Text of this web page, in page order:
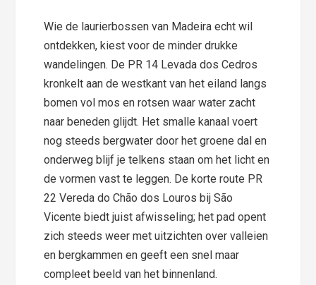
Wie de laurierbossen van Madeira echt wil
ontdekken, kiest voor de minder drukke
wandelingen. De PR 14 Levada dos Cedros
kronkelt aan de westkant van het eiland langs
bomen vol mos en rotsen waar water zacht
naar beneden glijdt. Het smalle kanaal voert
nog steeds bergwater door het groene dal en
onderweg blijf je telkens staan om het licht en
de vormen vast te leggen. De korte route PR
22 Vereda do Chão dos Louros bij São
Vicente biedt juist afwisseling; het pad opent
zich steeds weer met uitzichten over valleien
en bergkammen en geeft een snel maar
compleet beeld van het binnenland.